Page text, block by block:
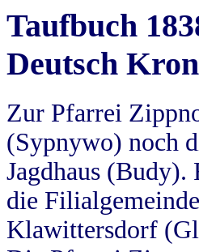
Taufbuch
Deutsch
Zur Pfarrei
(Sypnywo) noch
Jagdhaus (Budy).
die
Klawittersdorf